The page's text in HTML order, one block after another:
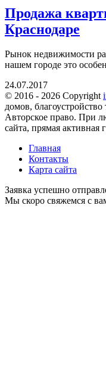
Продажа
Краснодаре
Рынок недвижимости
нашем городе это
24.07.2017
© 2016 - 2026 Copyright
домов,
Авторское право. При
сайта, прямая активная
Главная
Контакты
Карта сайта
Заявка успешно
Мы скоро свяжемся с